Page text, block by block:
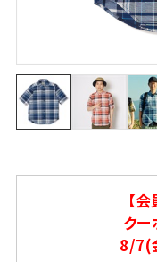
【
クー
8/7(